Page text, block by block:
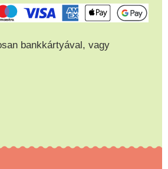
bankkártyával, vagy